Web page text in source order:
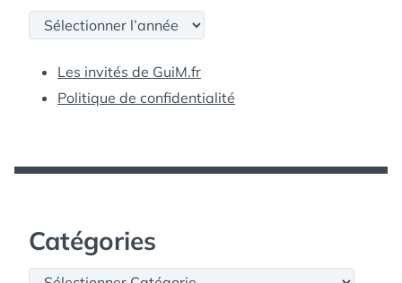
Archives
Les invités de GuiM.fr
Politique de confidentialité
Catégories
Catégories